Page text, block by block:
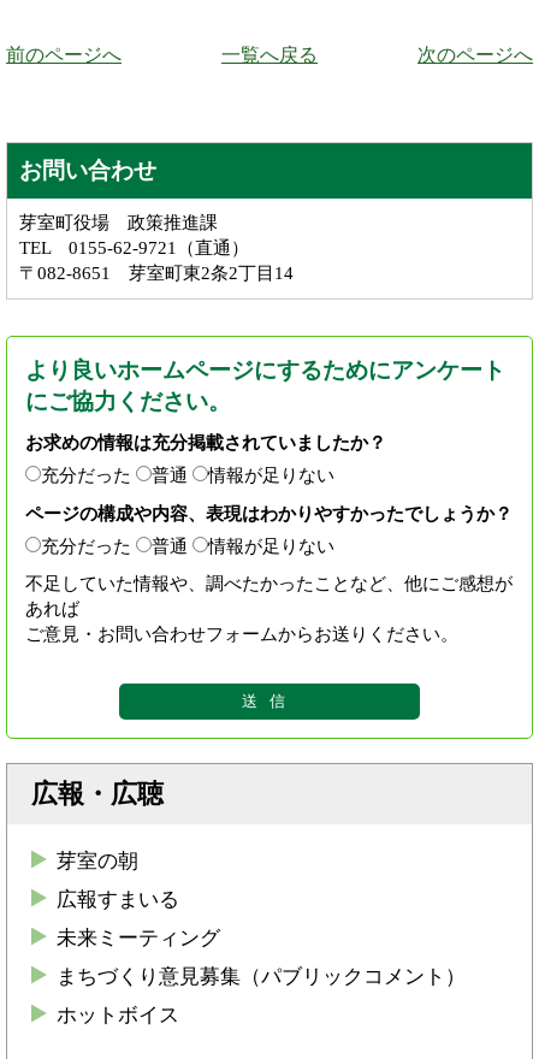
前のページへ 一覧へ戻る 次のページへ
お問い合わせ
芽室町役場 政策推進課
TEL 0155-62-9721（直通）
〒082-8651 芽室町東2条2丁目14
より良いホームページにするためにアンケート
にご協力ください。
お求めの情報は充分掲載されていましたか？
充分だった
普通
情報が足りない
ページの構成や内容、表現はわかりやすかったでしょうか？
充分だった
普通
情報が足りない
不足していた情報や、調べたかったことなど、他にご感想が
あれば
ご意見・お問い合わせフォームからお送りください。
広報・広聴
芽室の朝
広報すまいる
未来ミーティング
まちづくり意見募集（パブリックコメント）
ホットボイス